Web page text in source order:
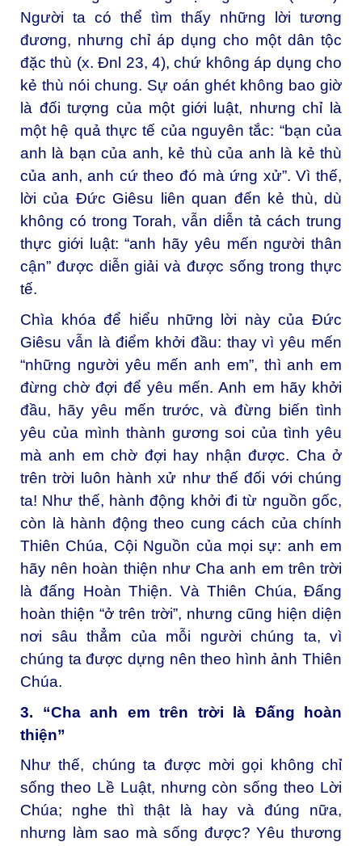
Người ta có thể tìm thấy những lời tương
đương, nhưng chỉ áp dụng cho một dân tộc
đặc thù (x. Đnl 23, 4), chứ không áp dụng cho
kẻ thù nói chung. Sự oán ghét không bao giờ
là đối tượng của một giới luật, nhưng chỉ là
một hệ quả thực tế của nguyên tắc: “bạn của
anh là bạn của anh, kẻ thù của anh là kẻ thù
của anh, anh cứ theo đó mà ứng xử”. Vì thế,
lời của Đức Giêsu liên quan đến kẻ thù, dù
không có trong Torah, vẫn diễn tả cách trung
thực giới luật: “anh hãy yêu mến người thân
cận” được diễn giải và được sống trong thực
tế.
Chìa khóa để hiểu những lời này của Đức
Giêsu vẫn là điểm khởi đầu: thay vì yêu mến
“những người yêu mến anh em”, thì anh em
đừng chờ đợi để yêu mến. Anh em hãy khởi
đầu, hãy yêu mến trước, và đừng biến tình
yêu của mình thành gương soi của tình yêu
mà anh em chờ đợi hay nhận được. Cha ở
trên trời luôn hành xử như thế đối với chúng
ta! Như thế, hành động khởi đi từ nguồn gốc,
còn là hành động theo cung cách của chính
Thiên Chúa, Cội Nguồn của mọi sự: anh em
hãy nên hoàn thiện như Cha anh em trên trời
là đấng Hoàn Thiện. Và Thiên Chúa, Đấng
hoàn thiện “ở trên trời”, nhưng cũng hiện diện
nơi sâu thẳm của mỗi người chúng ta, vì
chúng ta được dựng nên theo hình ảnh Thiên
Chúa.
3. “Cha anh em trên trời là Đấng hoàn
thiện”
Như thế, chúng ta được mời gọi không chỉ
sống theo Lề Luật, nhưng còn sống theo Lời
Chúa; nghe thì thật là hay và đúng nữa,
nhưng làm sao mà sống được? Yêu thương